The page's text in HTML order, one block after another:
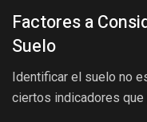
Factores a
Suelo
Identificar el suelo no
ciertos indicadores que